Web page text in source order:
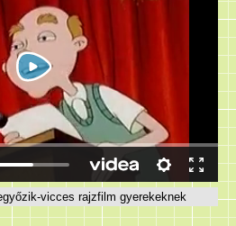
vicces rajzfilm gyerekeknek